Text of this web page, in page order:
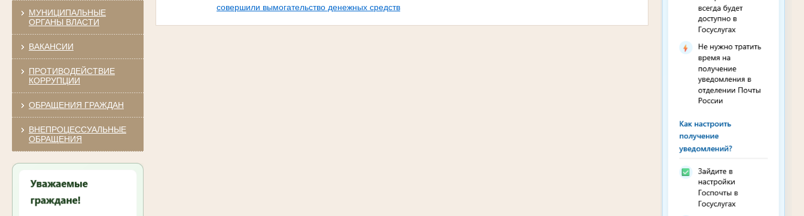
МУНИЦИПАЛЬНЫЕ
ОРГАНЫ ВЛАСТИ
ВАКАНСИИ
ПРОТИВОДЕЙСТВИЕ
КОРРУПЦИИ
ОБРАЩЕНИЯ ГРАЖДАН
ВНЕПРОЦЕССУАЛЬНЫЕ
ОБРАЩЕНИЯ
совершили вымогательство денежных средств